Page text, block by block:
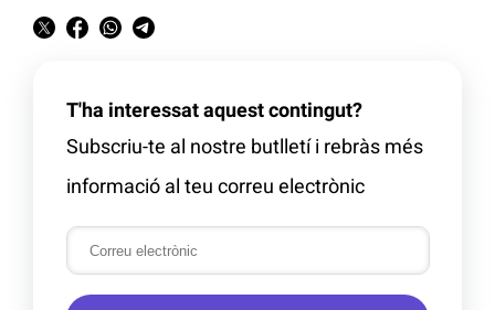
T'ha interessat aquest contingut?
Subscriu-te al nostre butlletí i rebràs més
informació al teu correu electrònic